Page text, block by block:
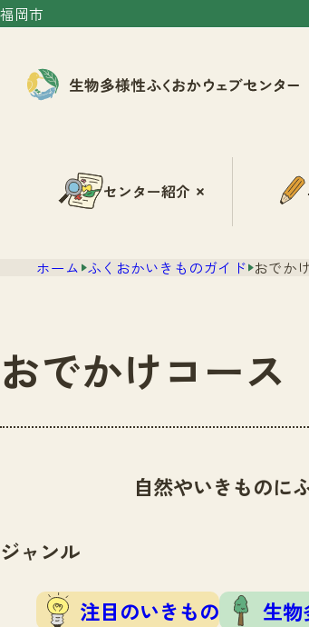
福岡市
センター紹介
ホーム ふくおかいきものガイド おでか
おでかけコース
自然やいきものに
ジャンル
注目のいきもの 生物